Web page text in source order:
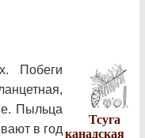
Тсуга
канадская
Побеги
Пыльца
в год